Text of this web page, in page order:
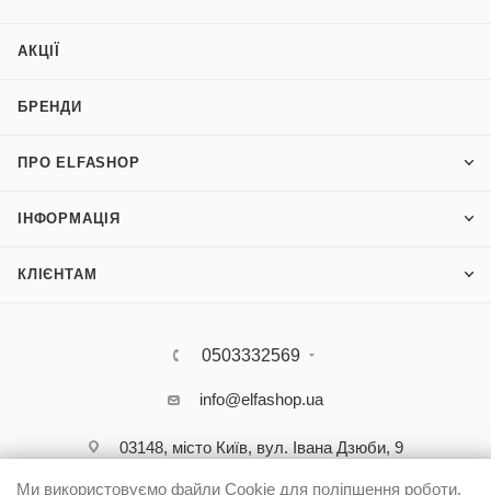
АКЦІЇ
БРЕНДИ
ПРО ELFASHOP
ІНФОРМАЦІЯ
КЛІЄНТАМ
0503332569
info@elfashop.ua
03148, місто Київ, вул. Івана Дзюби, 9
Ми використовуємо файли Cookie для поліпшення роботи,